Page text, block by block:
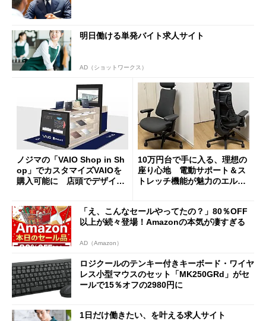
明日働ける単発バイト求人サイト
AD（ショットワークス）
ノジマの「VAIO Shop in Sh
op」でカスタマイズVAIOを
購入可能に 店頭でデザイン
10万円台で手に入る、理想の
座り心地 電動サポート＆ス
トレッチ機能が魅力のエルゴ
「え、こんなセールやってたの？」80％OFF
以上が続々登場！Amazonの本気が凄すぎる
AD（Amazon）
ロジクールのテンキー付きキーボード・ワイヤ
レス小型マウスのセット「MK250GRd」がセ
ールで15％オフの2980円に
1日だけ働きたい、を叶える求人サイト